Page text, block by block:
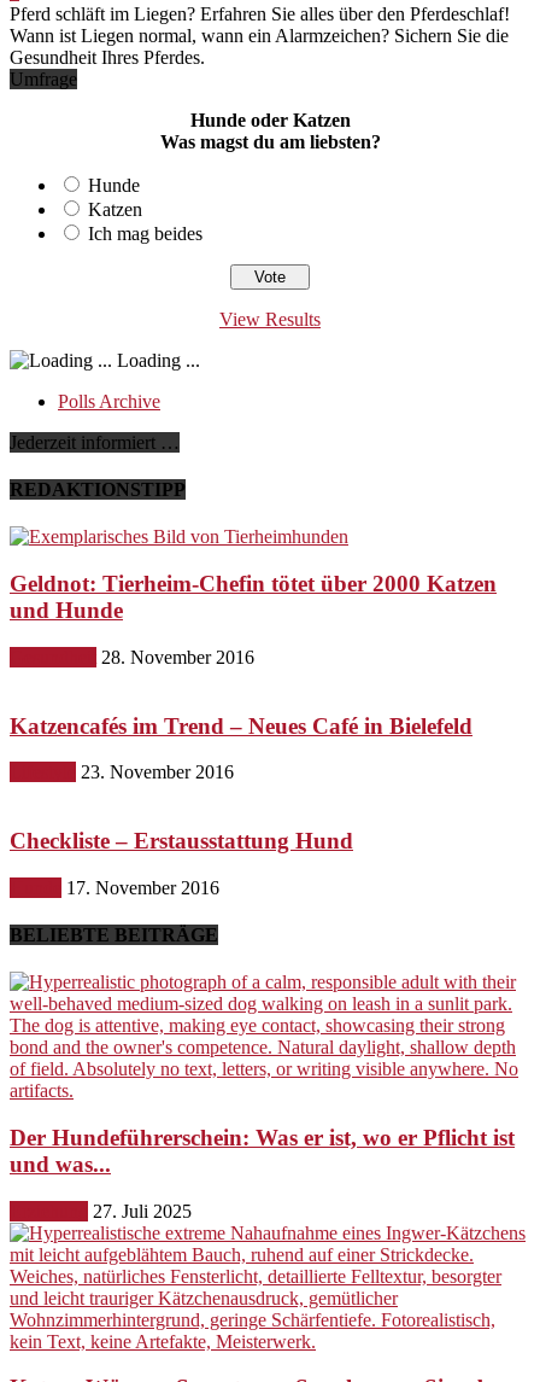
Pferd schläft im Liegen? Erfahren Sie alles über den Pferdeschlaf!
Wann ist Liegen normal, wann ein Alarmzeichen? Sichern Sie die
Gesundheit Ihres Pferdes.
Umfrage
Hunde oder Katzen
Was magst du am liebsten?
Hunde
Katzen
Ich mag beides
View Results
Loading ...
Polls Archive
Jederzeit informiert …
REDAKTIONSTIPP
Geldnot: Tierheim-Chefin tötet über 2000 Katzen
und Hunde
28. November 2016
Katzencafés im Trend – Neues Café in Bielefeld
23. November 2016
Checkliste – Erstausstattung Hund
17. November 2016
BELIEBTE BEITRÄGE
Der Hundeführerschein: Was er ist, wo er Pflicht ist
und was...
27. Juli 2025